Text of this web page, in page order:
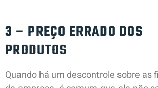
3 – PREÇO ERRADO DOS
PRODUTOS
Quando há um descontrole sobre as